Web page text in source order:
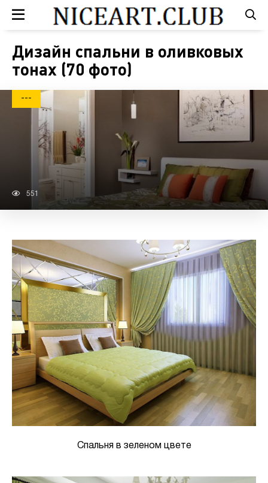
Дизайн спальни в оливковых
тонах (70 фото)
---
551
Спальня в зеленом цвете